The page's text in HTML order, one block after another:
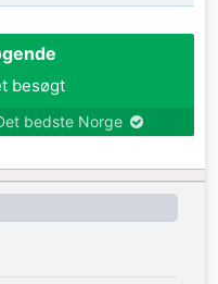
besøgt
bedste Norge